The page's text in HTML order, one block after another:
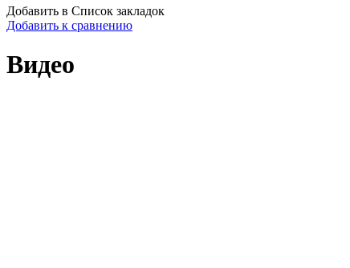
Добавить в Список закладок
Добавить к сравнению
Видео